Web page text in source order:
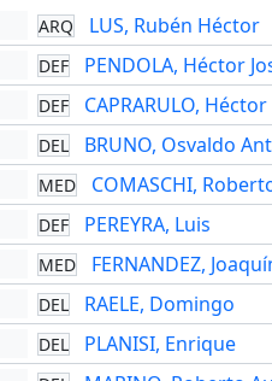
ARQ LUS, Rubén Héctor
DEF PENDOLA, Héctor
DEF CAPRARULO,
DEL BRUNO, Osvaldo
MED COMASCHI,
DEF PEREYRA, Luis
MED FERNANDEZ,
DEL RAELE, Domingo
DEL PLANISI, Enrique